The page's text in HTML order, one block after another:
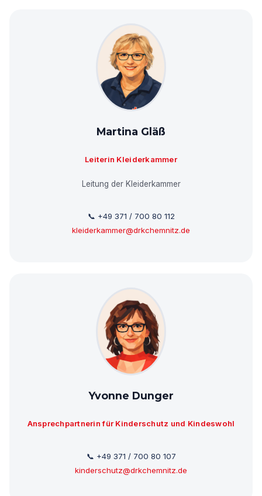
Martina Gläß
Leiterin Kleiderkammer
Leitung der Kleiderkammer
📞 +49 371 / 700 80 112
kleiderkammer@drkchemnitz.de
Yvonne Dunger
Ansprechpartnerin für Kinderschutz und Kindeswohl
📞 +49 371 / 700 80 107
kinderschutz@drkchemnitz.de